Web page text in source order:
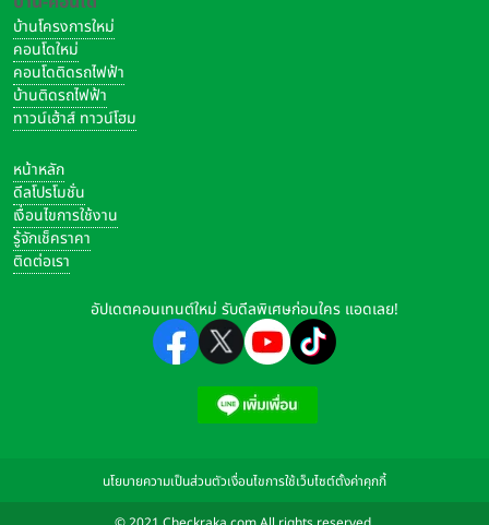
บ้านโครงการใหม่
คอนโดใหม่
คอนโดติดรถไฟฟ้า
บ้านติดรถไฟฟ้า
ทาวน์เฮ้าส์ ทาวน์โฮม
หน้าหลัก
ดีลโปรโมชั่น
เงื่อนไขการใช้งาน
รู้จักเช็คราคา
ติดต่อเรา
อัปเดตคอนเทนต์ใหม่ รับดีลพิเศษก่อนใคร แอดเลย!
นโยบายความเป็นส่วนตัวเงื่อนไขการใช้เว็บไซต์ตั้งค่าคุกกี้